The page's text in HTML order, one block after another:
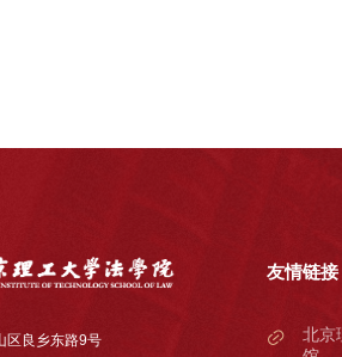
区良乡东路9号
友情链接
北京